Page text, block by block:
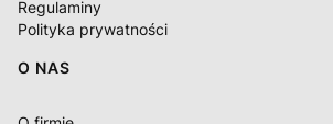
Regulaminy
Polityka prywatności
O NAS